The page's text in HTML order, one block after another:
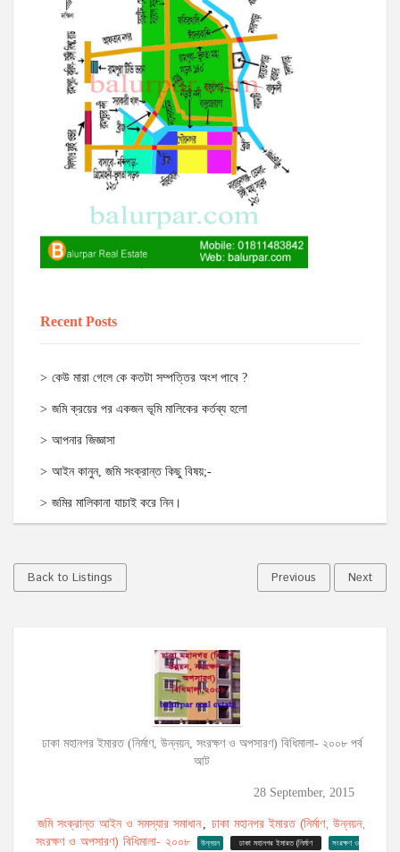
Recent Posts
কেউ মারা গেলে কে কতটা সম্পত্তির অংশ পাবে ?
জমি ক্রয়ের পর একজন ভূমি মালিকের কর্তব্য হলো
আপনার জিজ্ঞাসা
আইন কানুন, জমি সংক্রান্ত কিছু বিষয়;-
জমির মালিকানা যাচাই করে নিন।
Back to Listings Previous Next
ঢাকা মহানগর ইমারত (নির্মাণ, উন্নয়ন, সংরক্ষণ ও অপসারণ) বিধিমালা- ২০০৮ পর্ব
আট
28 September, 2015
জমি সংক্রান্ত আইন ও সমস্যার সমাধান ঢাকা মহানগর ইমারত (নির্মাণ, উন্নয়ন,
সংরক্ষণ ও অপসারণ) বিধিমালা- ২০০৮
উন্নয়ন ঢাকা মহানগর ইমারত (নির্মাণ
সংরক্ষণ ও